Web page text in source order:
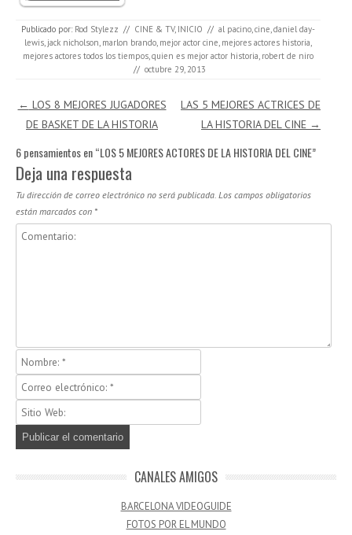
Publicado por: Rod Stylezz // CINE & TV, INICIO // al pacino,cine,daniel day-
lewis, jack nicholson, marlon brando, mejor actor cine, mejores actores historia,
mejores actores todos los tiempos,quien es mejor actor historia, robert de niro
// octubre 29, 2013
Navegación de entradas
← LOS 8 MEJORES JUGADORES
DE BASKET DE LA HISTORIA
LAS 5 MEJORES ACTRICES DE
LA HISTORIA DEL CINE →
6 pensamientos en “LOS 5 MEJORES ACTORES DE LA HISTORIA DEL CINE”
Deja una respuesta
Tu dirección de correo electrónico no será publicada. Los campos obligatorios
están marcados con *
CANALES AMIGOS
BARCELONA VIDEOGUIDE
FOTOS POR EL MUNDO